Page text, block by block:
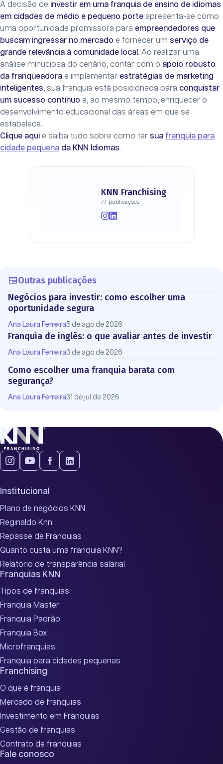
A decisão de investir em uma franquia de ensino de idiomas
em cidades de médio e pequeno porte apresenta-se como
uma oportunidade promissora para empreendedores que
buscam ingressar no mercado e fornecer um serviço de
grande relevância à comunidade local. Ao realizar uma
análise minuciosa do cenário, contar com o apoio robusto
da franqueadora e implementar estratégias de marketing
inteligentes, sua franquia está posicionada para conquistar
um sucesso contínuo e, ao mesmo tempo, enriquecer o
desenvolvimento educacional das áreas em que se
estabelece.
Clique aqui e saiba tudo sobre como ter sua franquia para
cidade pequena da KNN Idiomas.
KNN Franchising
77 publicações
Outras publicações
Negócios para investir: como escolher uma
oportunidade segura
Ana Laura Ferreira5 de ago de 2026
Franquia de inglês: o que avaliar antes de investir
Ana Laura Ferreira3 de ago de 2026
Como escolher uma franquia barata com
segurança?
Ana Laura Ferreira31 de jul de 2026
Institucional
Plano de negócios KNN
Reginaldo Knn
Repasse de Franquias
Quanto custa uma franquia KNN?
Relatório de transparência salarial
Franquias KNN
Tipos de franquias
Franquia Master
Franquia Padrão
Franquia Box
Microfranquias
Franquia para cidades pequenas
Franchising
O que é franquia
Mercado de franquias
Investimento em Franquias
Gestão de franquias
Contrato de franquias
Fale conosco